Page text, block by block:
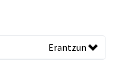
Erantzun